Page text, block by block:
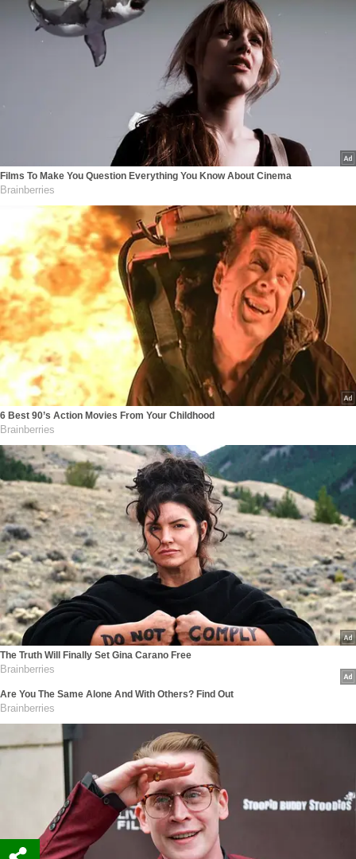
Films To Make You Question Everything You Know About Cinema
Brainberries
6 Best 90’s Action Movies From Your Childhood
Brainberries
The Truth Will Finally Set Gina Carano Free
Brainberries
Are You The Same Alone And With Others? Find Out
Brainberries